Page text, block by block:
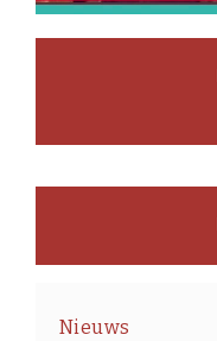
Nieuws